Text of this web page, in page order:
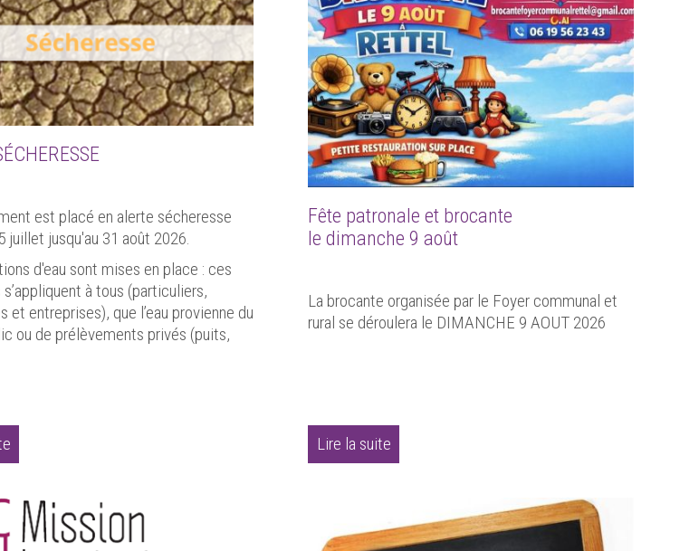
est placé en alerte sécheresse
juillet jusqu'au 31 août 2026.
d'eau sont mises en place : ces
à tous (particuliers,
entreprises), que l’eau provienne du
ou de prélèvements privés (puits,
Fête patronale et brocante
le dimanche 9 août
La brocante organisée par le Foyer communal et
rural se déroulera le DIMANCHE 9 AOUT 2026
Lire la suite